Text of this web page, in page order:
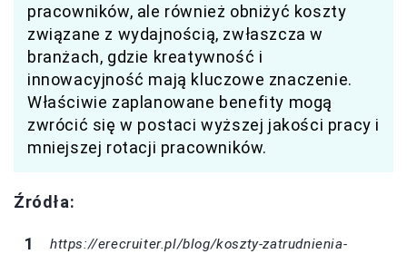
pracowników, ale również obniżyć koszty
związane z wydajnością, zwłaszcza w
branżach, gdzie kreatywność i
innowacyjność mają kluczowe znaczenie.
Właściwie zaplanowane benefity mogą
zwrócić się w postaci wyższej jakości pracy i
mniejszej rotacji pracowników.
Źródła:
https://erecruiter.pl/blog/koszty-zatrudnienia-